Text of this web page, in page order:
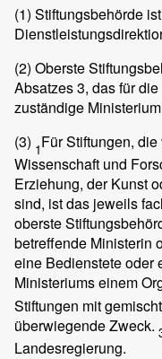
(1) Stiftungsbehörde
(2) Oberste
Absatzes 3, das für
zuständige
(3) 1Für Stiftungen,
Wissenschaft und
Erziehung, der Kunst
sind, ist das jeweils
oberste
betreffende Ministerin
eine Bedienstete oder
Ministeriums einem
Stiftungen mit
überwiegende Zweck.
Landesregierung.